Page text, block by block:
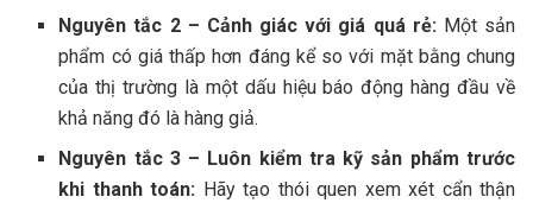
Nguyên tắc 2 – Cảnh giác với giá quá rẻ:Một sản
phẩm có giá thấp hơn đáng kể so với mặt bằng chung
của thị trường là một dấu hiệu báo động hàng đầu về
khả năng đó là hàng giả.
Nguyên tắc 3 – Luôn kiểm tra kỹ sản phẩm trước
khi thanh toán: Hãy tạo thói quen xem xét cẩn thận